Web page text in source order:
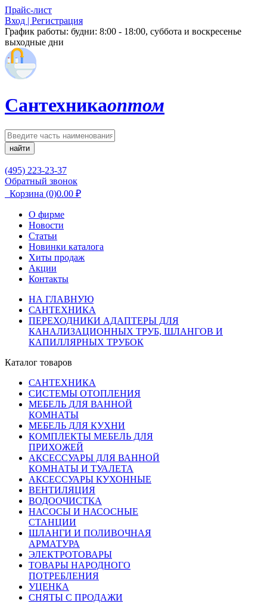
Прайс-лист
Вход | Регистрация
График работы: будни: 8:00 - 18:00, суббота и воскресенье
выходные дни
Сантехникаоптом
найти
(495) 223-23-37
Обратный звонок
Корзина (0)0.00 ₽
О фирме
Новости
Статьи
Новинки каталога
Хиты продаж
Акции
Контакты
НА ГЛАВНУЮ
САНТЕХНИКА
ПЕРЕХОДНИКИ АДАПТЕРЫ ДЛЯ
КАНАЛИЗАЦИОННЫХ ТРУБ, ШЛАНГОВ И
КАПИЛЛЯРНЫХ ТРУБОК
Каталог товаров
САНТЕХНИКА
СИСТЕМЫ ОТОПЛЕНИЯ
МЕБЕЛЬ ДЛЯ ВАННОЙ
КОМНАТЫ
МЕБЕЛЬ ДЛЯ КУХНИ
КОМПЛЕКТЫ МЕБЕЛЬ ДЛЯ
ПРИХОЖЕЙ
АКСЕССУАРЫ ДЛЯ ВАННОЙ
КОМНАТЫ И ТУАЛЕТА
АКСЕССУАРЫ КУХОННЫЕ
ВЕНТИЛЯЦИЯ
ВОДООЧИСТКА
НАСОСЫ И НАСОСНЫЕ
СТАНЦИИ
ШЛАНГИ И ПОЛИВОЧНАЯ
АРМАТУРА
ЭЛЕКТРОТОВАРЫ
ТОВАРЫ НАРОДНОГО
ПОТРЕБЛЕНИЯ
УЦЕНКА
СНЯТЫ С ПРОДАЖИ